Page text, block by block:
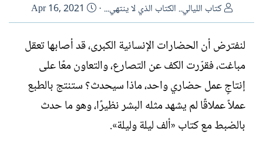
ا
ل
ا
ت
كتاب الليالي.. الكتاب الذي لا ينتهي...
ت
ا
ر
ي
خ
إ
Apr 16, 2021
لنفترض أن الحضارات الإنسانية الكبرى، قد أصابها تعقل
مباغت، فقرّرت الكف عن التصارع، والتعاون معًا على
إنتاجٍ عمل حضاري واحد، ماذا سيحدث؟ ستنتج بالطبع
عملاً عملاقًا لم يشهد مثله البشر نظيرًا، وهو ما حدث
بالضبط مع كتاب «ألف ليلة وليلة».